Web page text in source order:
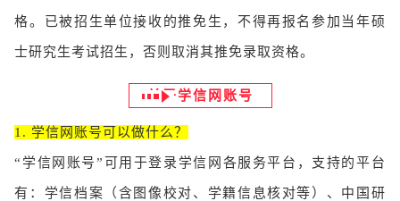
格。已被招生单位接收的推免生，不得再报名参加当年硕
士研究生考试招生，否则取消其推免录取资格。
关于学信网账号
1. 学信网账号可以做什么？
“学信网账号”可用于登录学信网各服务平台，支持的平台
有：学信档案（含图像校对、学籍信息核对等）、中国研